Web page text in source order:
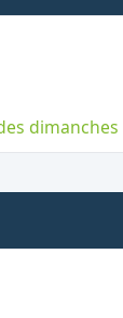
dimanches